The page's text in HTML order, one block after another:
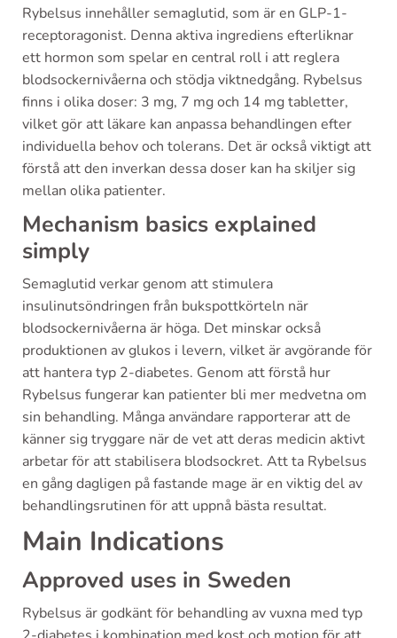
Rybelsus innehåller semaglutid, som är en GLP-1-
receptoragonist. Denna aktiva ingrediens efterliknar
ett hormon som spelar en central roll i att reglera
blodsockernivåerna och stödja viktnedgång. Rybelsus
finns i olika doser: 3 mg, 7 mg och 14 mg tabletter,
vilket gör att läkare kan anpassa behandlingen efter
individuella behov och tolerans. Det är också viktigt att
förstå att den inverkan dessa doser kan ha skiljer sig
mellan olika patienter.
Mechanism basics explained
simply
Semaglutid verkar genom att stimulera
insulinutsöndringen från bukspottkörteln när
blodsockernivåerna är höga. Det minskar också
produktionen av glukos i levern, vilket är avgörande för
att hantera typ 2-diabetes. Genom att förstå hur
Rybelsus fungerar kan patienter bli mer medvetna om
sin behandling. Många användare rapporterar att de
känner sig tryggare när de vet att deras medicin aktivt
arbetar för att stabilisera blodsockret. Att ta Rybelsus
en gång dagligen på fastande mage är en viktig del av
behandlingsrutinen för att uppnå bästa resultat.
Main Indications
Approved uses in Sweden
Rybelsus är godkänt för behandling av vuxna med typ